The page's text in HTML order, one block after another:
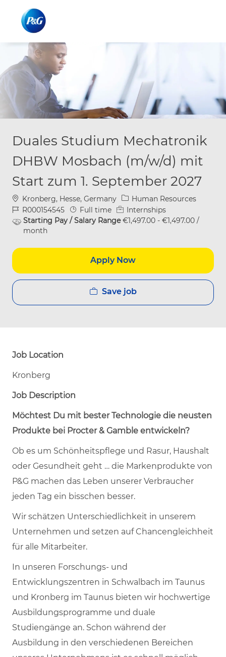
Duales Studium Mechatronik
DHBW Mosbach (m/w/d) mit
Start zum 1. September 2027
Location
Kronberg, Hesse, Germany Category
Human Resources
Job IdR000154545 Job Type
Full time
Internships
Starting Pay / Salary Range€1,497.00 - €1,497.00 /
month
Apply Now
Save job
Job Location
Kronberg
Job Description
Möchtest Du mit bester Technologie die neusten
Produkte bei Procter & Gamble entwickeln?
Ob es um Schönheitspflege und Rasur, Haushalt
oder Gesundheit geht … die Markenprodukte von
P&G machen das Leben unserer Verbraucher
jeden Tag ein bisschen besser.
Wir schätzen Unterschiedlichkeit in unserem
Unternehmen und setzen auf Chancengleichheit
für alle Mitarbeiter.
In unseren Forschungs- und
Entwicklungszentren in Schwalbach im Taunus
und Kronberg im Taunus bieten wir hochwertige
Ausbildungsprogramme und duale
Studiengänge an. Schon während der
Ausbildung in den verschiedenen Bereichen